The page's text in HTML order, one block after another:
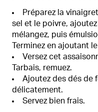
Préparez la
sel et le poivre,
mélangez, puis
Terminez en ajoutant
Versez cet
Tarbais, remuez.
Ajoutez des dés de
délicatement.
Servez bien frais.